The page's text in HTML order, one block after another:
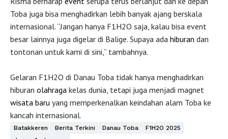
Toba juga bisa menghadirkan lebih banyak ajang berskala
internasional. “Jangan hanya F1H2O saja, kalau bisa event
besar lainnya juga digelar di Balige. Supaya ada hiburan dan
tontonan untuk kami di sini,” tambahnya.
Gelaran F1H2O di Danau Toba tidak hanya menghadirkan
hiburan olahraga kelas dunia, tetapi juga menjadi magnet
wisata baru yang memperkenalkan keindahan alam Toba ke
kancah internasional.
Batakkeren Berita Terkini Danau Toba
F1H2O 2025